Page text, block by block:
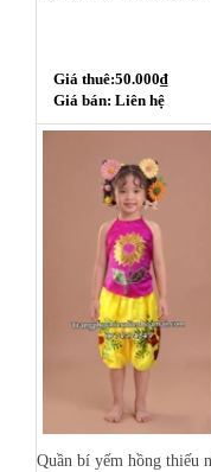
Giá thuê:50.000₫
Giá bán: Liên hệ
Quần bí yếm hồng thiếu